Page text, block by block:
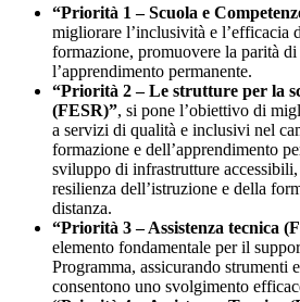
“Priorità 1 – Scuola e
migliorare l’inclusività e l’efficacia
formazione, promuovere la parità di
l’apprendimento permanente.
“Priorità 2 – Le strutture per la
(FESR)”, si pone l’obiettivo di
a servizi di qualità e inclusivi nel
formazione e dell’apprendimento
sviluppo di infrastrutture
resilienza dell’istruzione e della
distanza.
“Priorità 3 – Assistenza tecnica
elemento fondamentale per il
Programma, assicurando strumenti
consentono uno svolgimento